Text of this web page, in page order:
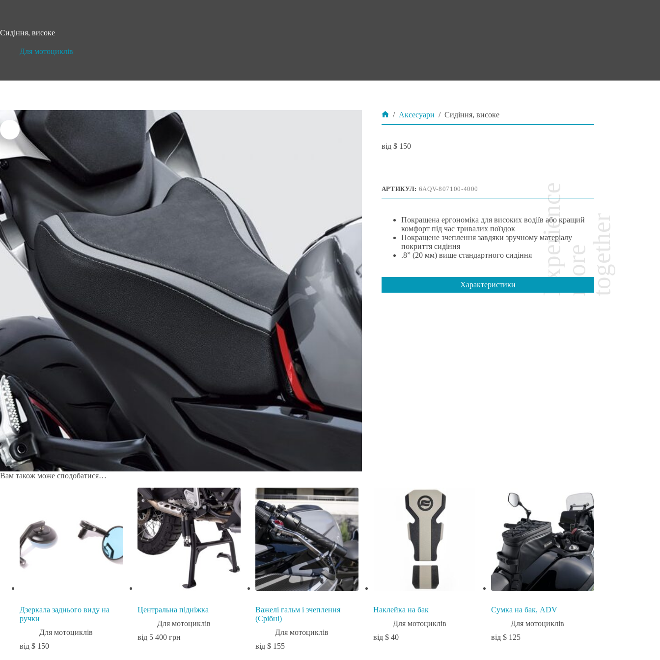
Сидіння, високе
Для мотоциклів
Головна
/ Аксесуари / Сидіння, високе
$150
АРТИКУЛ: 6AQV-807100-4000
Покращена ергономіка для високих водіїв або кращий
комфорт під час тривалих поїздок
Покращене зчеплення завдяки зручному матеріалу
покриття сидіння
.8” (20 мм) вище стандартного сидіння
Характеристики
Вам також може сподобатися…
Дзеркала заднього виду на
ручки
Для мотоциклів
$ 150
Центральна підніжка
Для мотоциклів
5 400 грн
Важелі гальм і зчеплення
(Срібні)
Для мотоциклів
$155
Наклейка на бак
Для мотоциклів
$40
Сумка на бак, ADV
Для мотоциклів
$125